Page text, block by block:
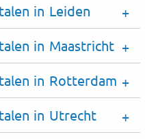
in Leiden
in Maastricht
in Rotterdam
in Utrecht